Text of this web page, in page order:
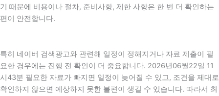
기 때문에 비용이나 절차, 준비사항, 제한 사항은 한 번 더 확인하는
편이 안전합니다.
특히 네이버 검색광고와 관련해 일정이 정해지거나 자료 제출이 필
요한 경우에는 진행 전 확인이 더 중요합니다. 2026년06월22일 11
시43분 필요한 자료가 빠지면 일정이 늦어질 수 있고, 조건을 제대로
확인하지 않으면 예상하지 못한 불편이 생길 수 있습니다. 따라서 최